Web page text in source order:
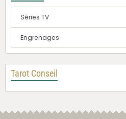
Séries TV
Engrenages
Tarot Conseil